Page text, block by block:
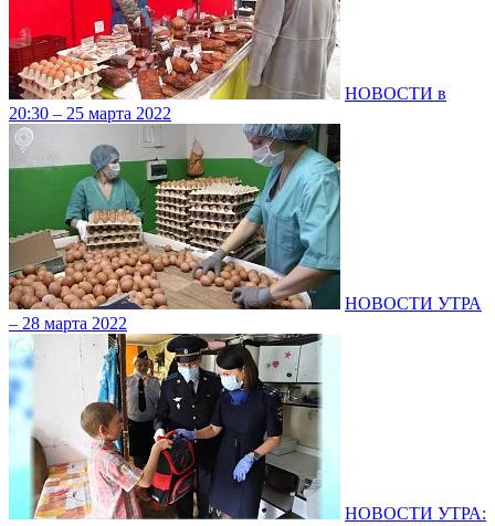
НОВОСТИ в
20:30 – 25 марта 2022
НОВОСТИ УТРА
– 28 марта 2022
НОВОСТИ УТРА: